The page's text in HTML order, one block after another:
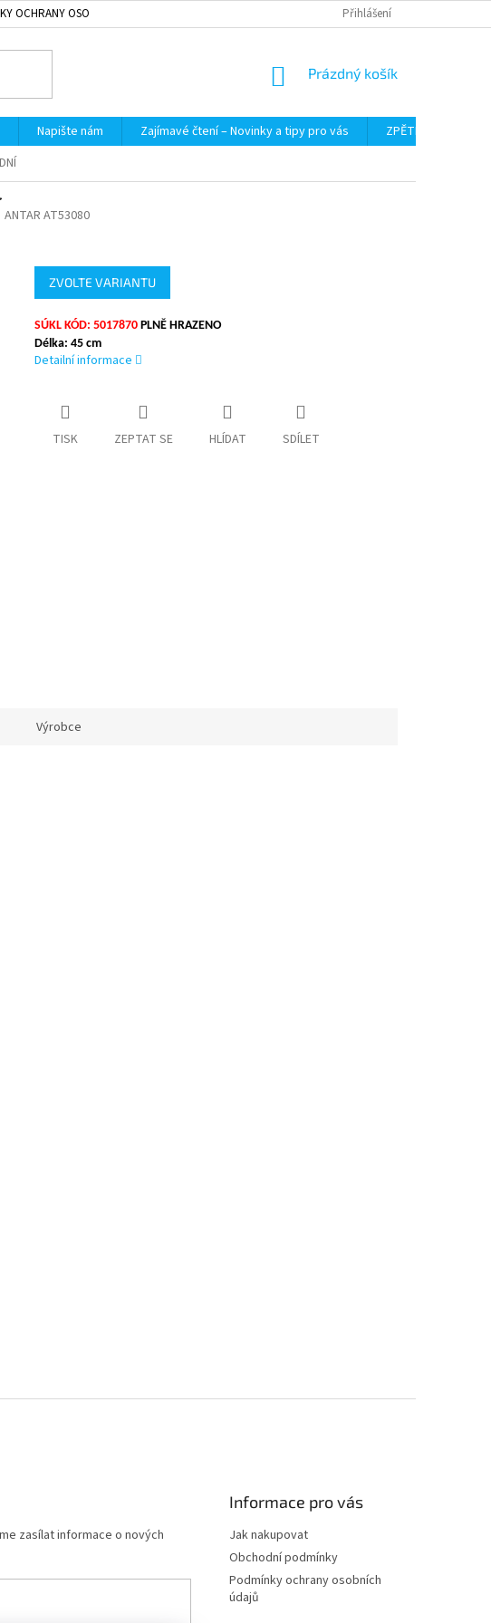
OCHRANY OSOBNÍCH ÚDAJŮ Přihlášení
NÁKUPNÍ
Prázdný košík
Napište nám Zajímavé čtení – Novinky a tipy pro vás
ZPĚTNÝ ODBĚR
ANTAR AT53080
ZVOLTE VARIANTU
SÚKL KÓD: 5017870 PLNĚ HRAZENO
Délka: 45 cm
Detailní informace
TISK ZEPTAT SE HLÍDAT SDÍLET
Výrobce
zasílat informace o nových
Informace pro vás
Jak nakupovat
Obchodní podmínky
Podmínky ochrany osobních
údajů